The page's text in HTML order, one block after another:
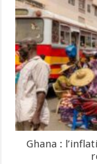
Ghana :